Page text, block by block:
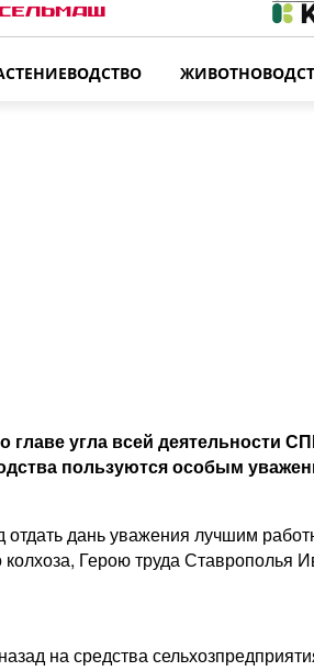
главе угла всей деятельности
пользуются особым
дань уважения лучшим
Герою труда Ставрополья
на средства